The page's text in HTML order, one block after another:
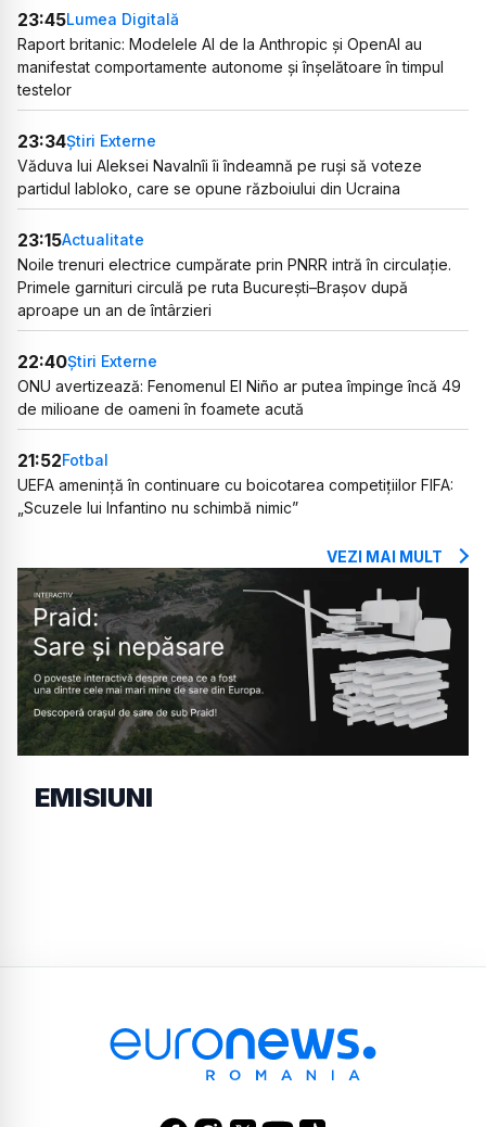
23:45Lumea Digitală
Raport britanic: Modelele AI de la Anthropic și OpenAI au
manifestat comportamente autonome și înșelătoare în timpul
testelor
23:34Știri Externe
Văduva lui Aleksei Navalnîi îi îndeamnă pe ruși să voteze
partidul Iabloko, care se opune războiului din Ucraina
23:15Actualitate
Noile trenuri electrice cumpărate prin PNRR intră în circulație.
Primele garnituri circulă pe ruta București–Brașov după
aproape un an de întârzieri
22:40Știri Externe
ONU avertizează: Fenomenul El Niño ar putea împinge încă 49
de milioane de oameni în foamete acută
21:52Fotbal
UEFA amenință în continuare cu boicotarea competițiilor FIFA:
„Scuzele lui Infantino nu schimbă nimic”
VEZI MAI MULT
EMISIUNI